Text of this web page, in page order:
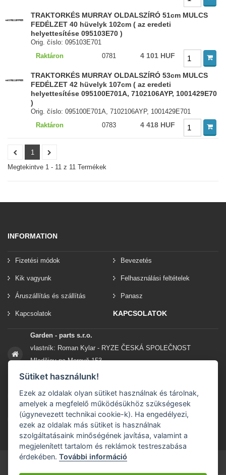
TRAKTORKÉS MURRAY OLDALSZÍRÓ 51cm MULCS
FEDÉLZET 40 hüvelyk 102cm ( az eredeti
helyettesítése 095103E70 )
Orig. číslo: 095103E701
Raktáron
0781 4 101 HUF
TRAKTORKÉS MURRAY OLDALSZÍRÓ 53cm MULCS
FEDÉLZET 42 hüvelyk 107cm ( az eredeti
helyettesítése 095100E701A, 7102106AYP, 1001429E70
)
Orig. číslo: 095100E701A, 7102106AYP, 1001429E701
Raktáron
0783 4 418 HUF
1
Megtekintve 1 - 11 z 11 Termékek
INFORMATION
Fizetési módok Bevezetés
Kik vagyunk Felhasználási feltételek
Áruszállítás és szállítás Panasz
Kapcsolatok KAPCSOLATOK
Garden - parts s.r.o.
vlastník: Roman Kylar - RYZE ČESKÁ SPOLEČNOST
Mladějov na Moravě 153
56935 Mladějov na Moravě
+420 777 96 96 03
info@garden-parts.cz
Sütiket használunk!
Ezek az oldalak olyan sütiket használnak és tárolnak,
amelyek a megfelelő működésükhöz szükségesek
(úgynevezett technikai cookie-k). Ha engedélyezi,
ezek az oldalak más sütiket is használnak
szolgáltatásaink minőségének javítása, valamint a
megjelenített tartalom és reklámok testreszabása
érdekében.További információ